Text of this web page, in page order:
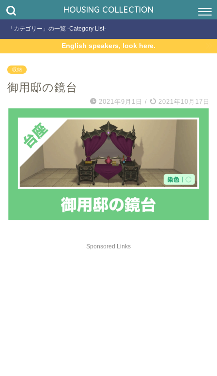
HOUSING COLLECTION
「カテゴリー」の一覧 -Category List-
English speakers, look here.
収納
御用邸の鏡台
2021年9月1日 / 2021年10月17日
Sponsored Links